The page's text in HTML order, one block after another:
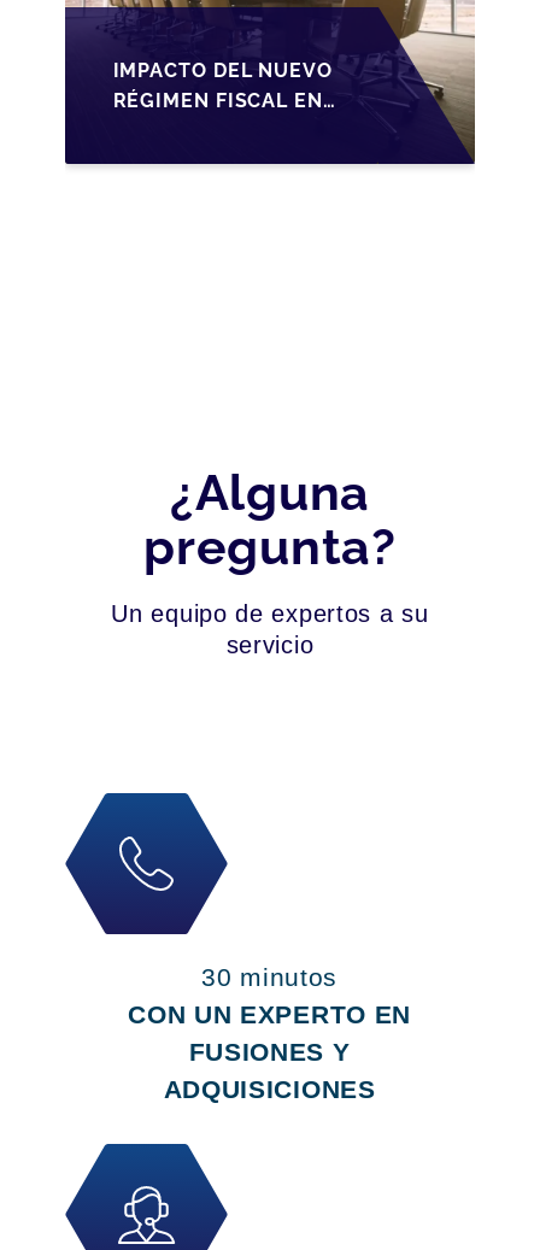
IMPACTO DEL NUEVO
RÉGIMEN FISCAL EN
PYMES EN ESPAÑA
¿Alguna
pregunta?
Un equipo de expertos a su
servicio
30 minutos
CON UN EXPERTO EN
FUSIONES Y
ADQUISICIONES